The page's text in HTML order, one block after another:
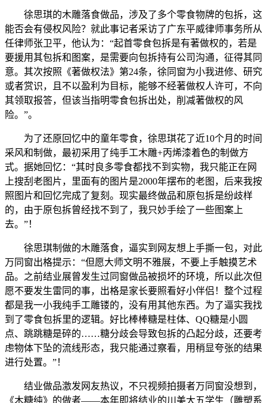
徐思琪的木雕落食做品，涉及了多个零食物牌的包拆，这
能否会有侵权风险？就此事记者采访了广东平威律师事务所从
任律师张卫平，他认为：“起首零食包拆是有著做权的，若是
要援用其包拆和图案，是需要向包拆持有公司沟通，征得其同
意。其次按照《著做权法》第24条，徐同窗为小我进修、研究
或者赏识，且不以盈利为目标，能够不经著做权人许可，不向
其领取报答，但该当指明零食包拆出处，削减著做权的风
险。”。
为了还原回忆中的童年零食，徐思琪花了近10个月的时间
采风和制做，最初采用了纯手工木雕+丙烯漆着色的制做方
式。据她回忆：“其时良多零食都找不到实物，我只能正在网
上搜刮老图片，里面有的图片是2000年摆布的老图，后来我按
照图片和回忆完成了复刻。现实最终做品和原包拆是纷歧样
的，由于原包拆曾经找不到了，我只妙手绘了一些图案上
去。”！
徐思琪制做的木雕落食，逼实到网友想上手撕一包，对此
万同窗出格提示：“但愿大师文明不雅展，不要上手触摸艺术
品。之前结业展曾发生过同窗做品被损坏的环境，所以此次但
愿不要发生雷同的事，出格是家长要照看好小伴侣！整个过程
都是我一小我纯手工雕镂的，没有用其他东西。为了逼实我找
到了零食包拆里的逻辑。好比棒棒糖是柱体、QQ糖是小圆
点、跳跳糖是碎的……糖分歧会导致包拆的凸起分歧，还要考
虑物体下坠的流线形态，我只能通过察看，用稍显夸张的结果
进行处置。”！
结业做品激发网友热议，不只视频拍摄者万同窗没想到，
《木糖纯》的做者——本年即将结业的川美大五学生（雕塑系